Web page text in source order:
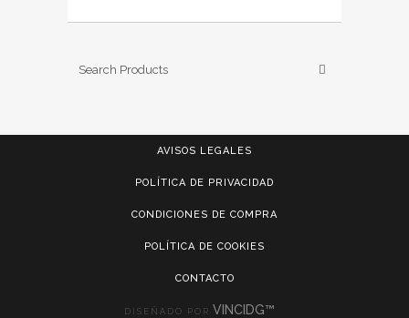
AVISOS LEGALES
POLÍTICA DE PRIVACIDAD
CONDICIONES DE COMPRA
POLÍTICA DE COOKIES
CONTACTO
DISEÑADO POR VINCIDG™